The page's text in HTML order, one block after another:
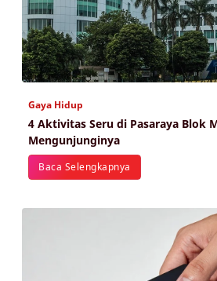
Gaya Hidup
4 Aktivitas Seru di Pasaraya Blok
Mengunjunginya
Baca Selengkapnya